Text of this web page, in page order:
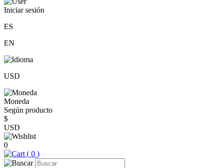
Iniciar sesión
ES
EN
USD
Moneda
Según producto
$
USD
0
( 0 )